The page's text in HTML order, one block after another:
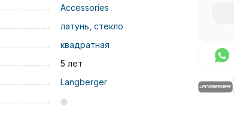
Accessories
латунь стекло
квадратная
5 лет
Langberger